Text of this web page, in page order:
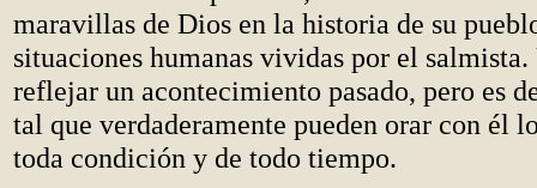
maravillas de Dios en la historia de su
situaciones humanas vividas por el
reflejar un acontecimiento pasado, pero es
tal que verdaderamente pueden orar con él
toda condición y de todo tiempo.